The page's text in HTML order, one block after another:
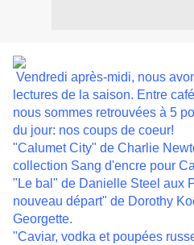
Vendredi après-midi, nous
lectures de la saison. Entre
nous sommes retrouvées à 5
du jour: nos coups de coeur!
"Calumet City" de Charlie
collection Sang d'encre pour
"Le bal" de Danielle Steel aux
nouveau départ" de Dorothy
Georgette.
"Caviar, vodka et poupées